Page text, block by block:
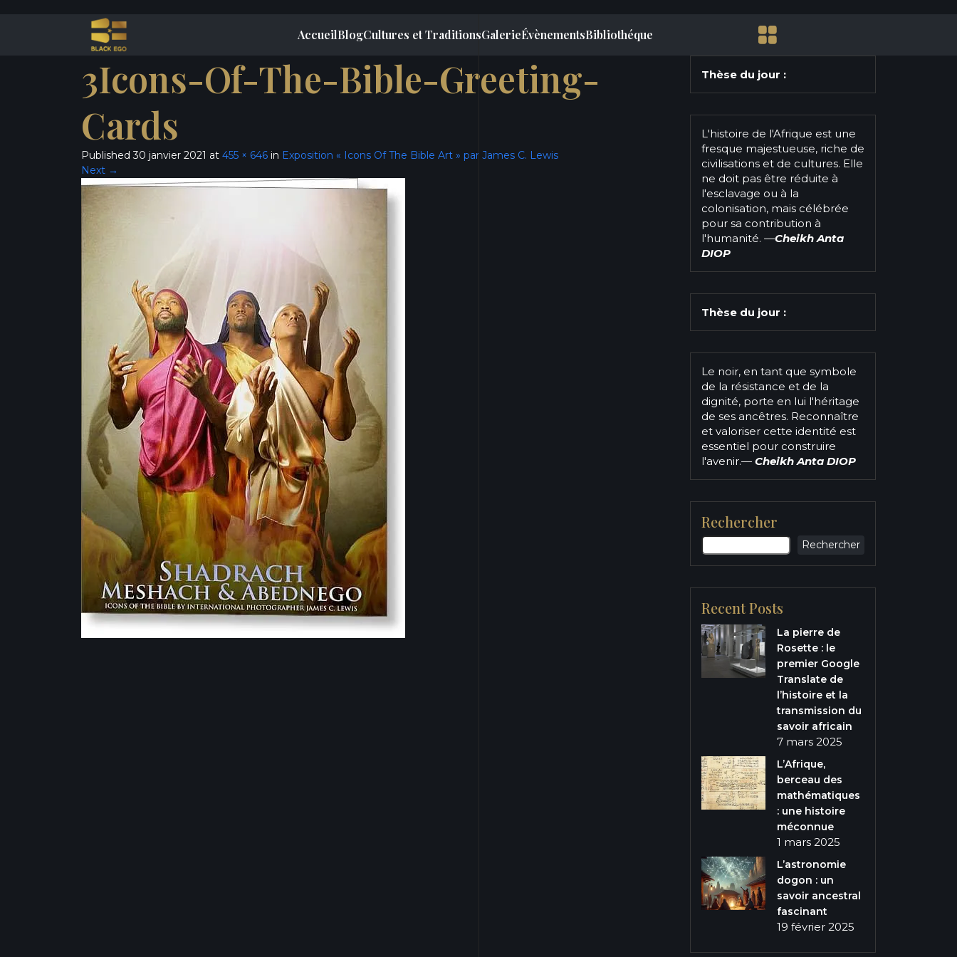
AccueilBlogCultures et TraditionsGalerieÉvènementsBibliothéque
3Icons-Of-The-Bible-Greeting-
Cards
Published30 janvier 2021 at 455 × 646 in Exposition « Icons Of The Bible Art » par James C. Lewis
Next →
Thèse du jour :
L'histoire de l'Afrique est une
fresque majestueuse, riche de
civilisations et de cultures. Elle
ne doit pas être réduite à
l'esclavage ou à la
colonisation, mais célébrée
pour sa contribution à
l'humanité. —Cheikh Anta
DIOP
Thèse du jour :
Le noir, en tant que symbole
de la résistance et de la
dignité, porte en lui l'héritage
de ses ancêtres. Reconnaître
et valoriser cette identité est
essentiel pour construire
l'avenir.— Cheikh Anta DIOP
Rechercher
Rechercher
Recent Posts
La pierre de
Rosette : le
premier Google
Translate de
l’histoire et la
transmission du
savoir africain
7 mars 2025
L’Afrique,
berceau des
mathématiques
: une histoire
méconnue
1 mars 2025
L’astronomie
dogon : un
savoir ancestral
fascinant
19 février 2025